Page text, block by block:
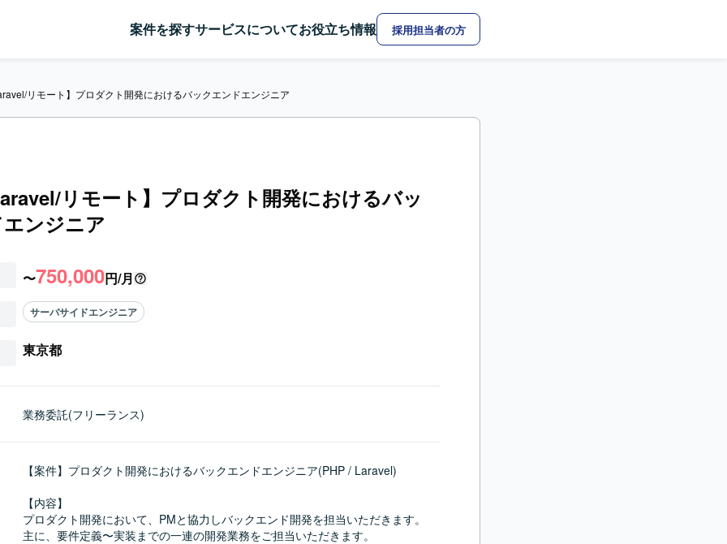
案件を探すサービスについてお役立ち情報 採用担当者の方
リモート】プロダクト開発におけるバックエンドエンジニア
リモート】プロダクト開発におけるバッ
ンジニア
〜750,000円/月
サーバサイドエンジニア
東京都
業務委託(フリーランス)
【案件】プロダクト開発におけるバックエンドエンジニア(PHP / Laravel)
【内容】
プロダクト開発において、PMと協力しバックエンド開発を担当いただきます。
主に、要件定義〜実装までの一連の開発業務をご担当いただきます。